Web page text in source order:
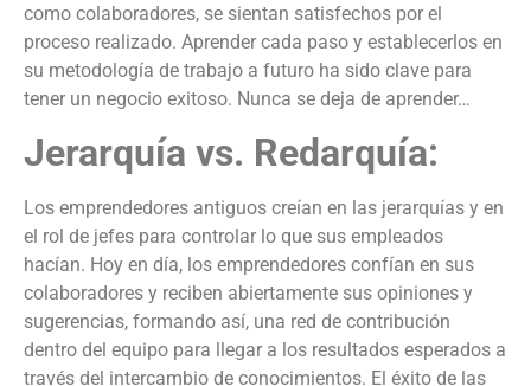
como colaboradores, se sientan satisfechos por el
proceso realizado. Aprender cada paso y establecerlos en
su metodología de trabajo a futuro ha sido clave para
tener un negocio exitoso. Nunca se deja de aprender…
Jerarquía vs. Redarquía:
Los emprendedores antiguos creían en las jerarquías y en
el rol de jefes para controlar lo que sus empleados
hacían. Hoy en día, los emprendedores confían en sus
colaboradores y reciben abiertamente sus opiniones y
sugerencias, formando así, una red de contribución
dentro del equipo para llegar a los resultados esperados a
través del intercambio de conocimientos. El éxito de las